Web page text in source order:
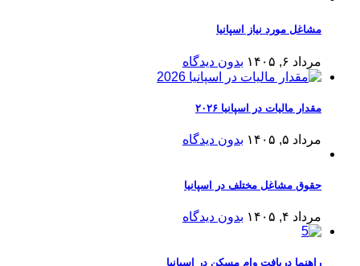
مشاغل مورد نیاز اسپانیا
مرداد ۶, ۱۴۰۵ بدون دیدگاه
مقدار مالیات در اسپانیا ۲۰۲۶
مرداد ۵, ۱۴۰۵ بدون دیدگاه
حقوق مشاغل مختلف در اسپانیا
مرداد ۴, ۱۴۰۵ بدون دیدگاه
راهنما دریافت وام مسکن در اسپانیا